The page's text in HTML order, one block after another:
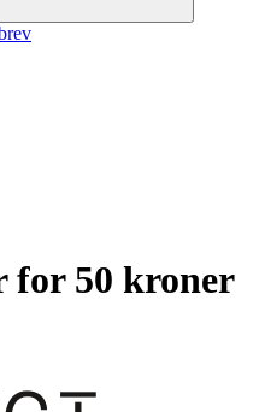
for 50 kroner